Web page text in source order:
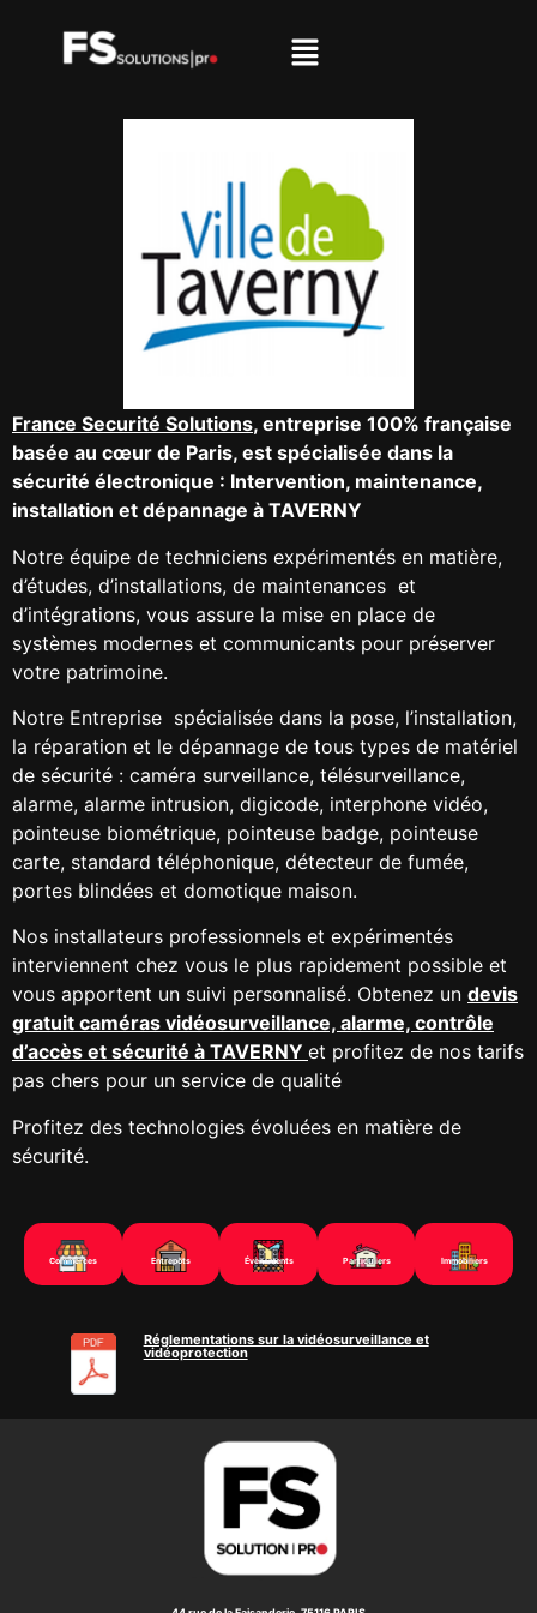
France Securité Solutions, entreprise 100% française
basée au cœur de Paris, est spécialisée dans la
sécurité électronique : Intervention, maintenance,
installation et dépannage à TAVERNY
Notre équipe de techniciens expérimentés en matière,
d’études, d’installations, de maintenances et
d’intégrations, vous assure la mise en place de
systèmes modernes et communicants pour préserver
votre patrimoine.
Notre Entreprise spécialisée dans la pose, l’installation,
la réparation et le dépannage de tous types de matériel
de sécurité : caméra surveillance, télésurveillance,
alarme, alarme intrusion, digicode, interphone vidéo,
pointeuse biométrique, pointeuse badge, pointeuse
carte, standard téléphonique, détecteur de fumée,
portes blindées et domotique maison.
Nos installateurs professionnels et expérimentés
interviennent chez vous le plus rapidement possible et
vous apportent un suivi personnalisé. Obtenez un devis
gratuit caméras vidéosurveillance, alarme, contrôle
d’accès et sécurité à TAVERNY et profitez de nos tarifs
pas chers pour un service de qualité
Profitez des technologies évoluées en matière de
sécurité.
Commerces Entrepôts Évènements Particuliers Immobiliers
Réglementations sur la vidéosurveillance et
vidéoprotection